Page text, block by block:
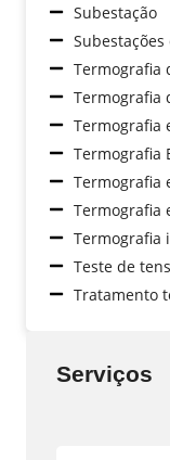
Subestação
Termografia
Termografia
Termografia
Termografia
Termografia
Termografia
Termografia
Teste de
Tratamento
Serviços